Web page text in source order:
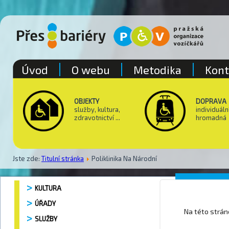
OBJEKTY
služby, kultura,
zdravotnictví ...
DOPRAVA
hromadná
Jste zde: Titulní stránka Poliklinika Na Národní
Úvod O webu Metodika
KULTURA
ÚŘADY
SLUŽBY
Na této